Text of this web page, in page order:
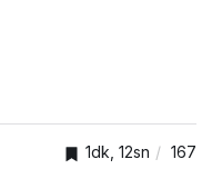
1dk, 12sn 167